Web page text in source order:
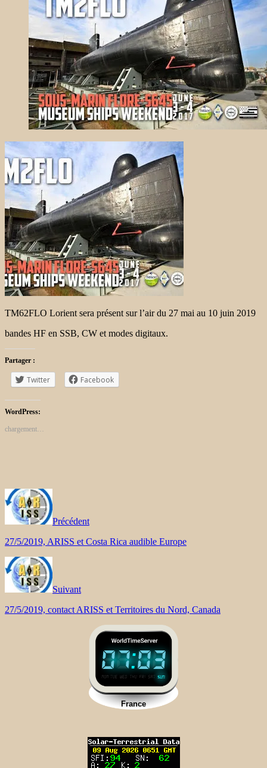
TM62FLO Lorient sera présent sur l’air du 27 mai au 10 juin 2019
bandes HF en SSB, CW et modes digitaux.
Partager :
Twitter Facebook
WordPress:
chargement…
Précédent
27/5/2019, ARISS et Costa Rica audible Europe
Suivant
27/5/2019, contact ARISS et Territoires du Nord, Canada